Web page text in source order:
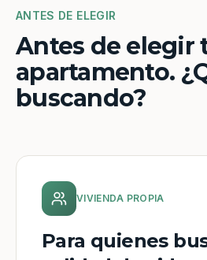
ANTES DE ELEGIR
Antes de elegir
apartamento.
buscando?
VIVIENDA PROPIA
Para quienes